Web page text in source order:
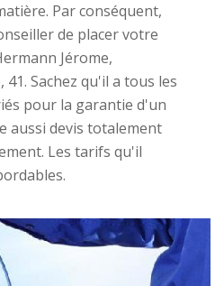
Par conséquent,
de placer votre
Jérome,
Sachez qu'il a tous les
pour la garantie d'un
aussi devis totalement
Les tarifs qu'il